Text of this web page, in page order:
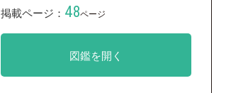
掲載ページ： 48ページ
図鑑を開く